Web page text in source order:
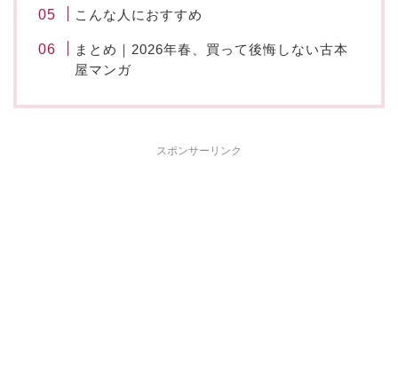
こんな人におすすめ
まとめ｜2026年春、買って後悔しない古本
屋マンガ
スポンサーリンク